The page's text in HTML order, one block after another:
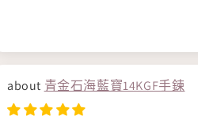
青金石海藍寶14KGF手鍊